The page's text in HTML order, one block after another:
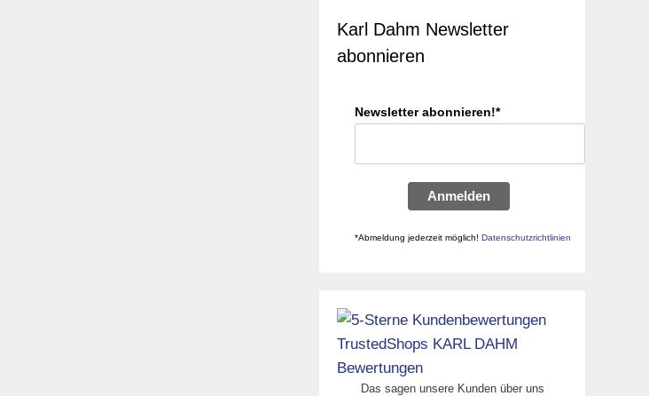
Karl Dahm Newsletter
abonnieren
Newsletter abonnieren!*
Anmelden
*Abmeldung jederzeit möglich! Datenschutzrichtlinien
Das sagen unsere Kunden über uns